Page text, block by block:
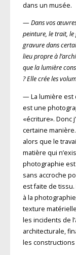
dans un musée.
— Dans vos
peinture, le trait, le
gravure dans
lieu propre à
que la lumière
? Elle crée les
— La lumière est
est une
«écriture». Donc
certaine
alors que le
matière qui
photographie
sans accroche
est faite de tissu.
à la
texture
les incidents de
architecturale,
les